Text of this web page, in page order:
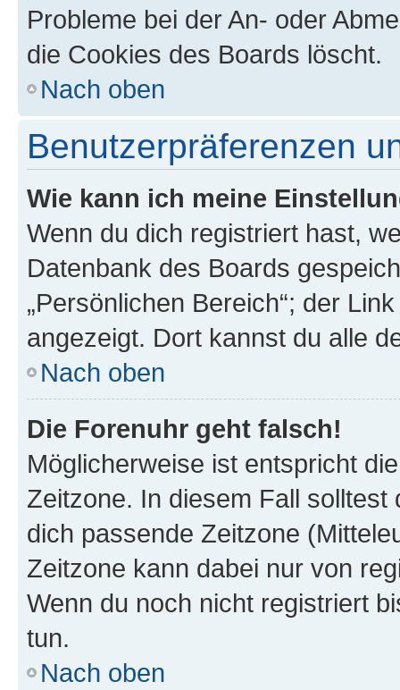
Probleme bei der An- oder
die Cookies des Boards löscht.
Nach oben
Benutzerpräferenzen
Wie kann ich meine
Wenn du dich registriert hast,
Datenbank des Boards
„Persönlichen Bereich“; der
angezeigt. Dort kannst du alle
Nach oben
Die Forenuhr geht falsch!
Möglicherweise ist entspricht
Zeitzone. In diesem Fall solltest
dich passende Zeitzone
Zeitzone kann dabei nur von
Wenn du noch nicht registriert
tun.
Nach oben